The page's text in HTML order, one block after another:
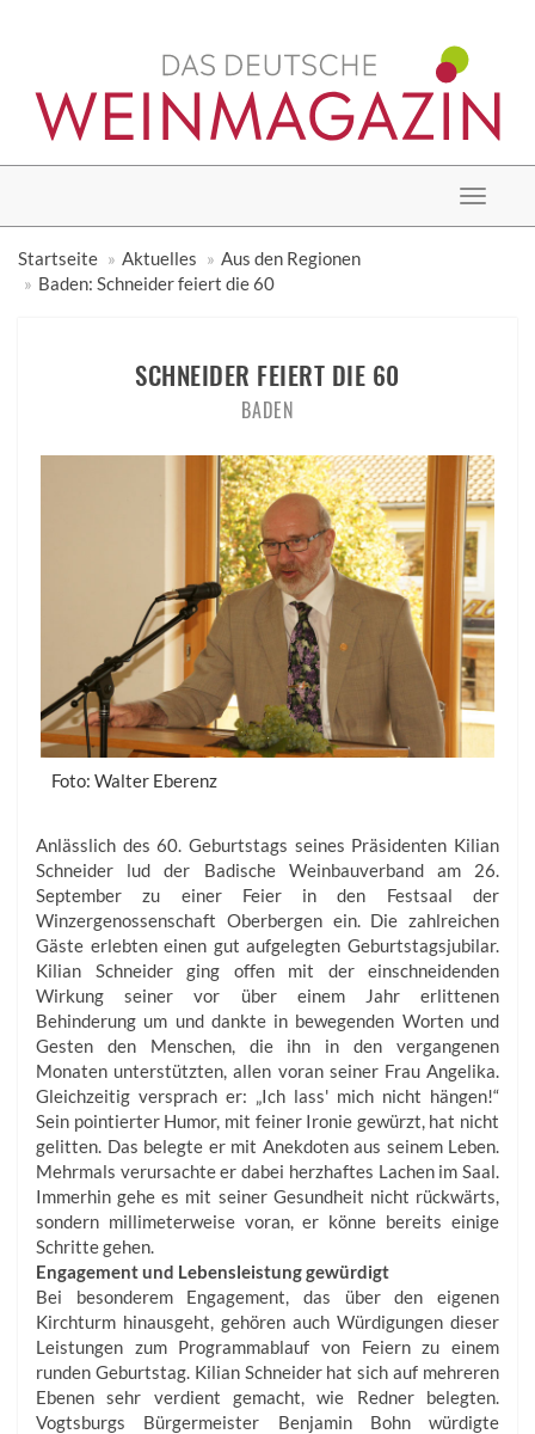
Toggle
Startseite
Aktuelles
Aus den Regionen
Baden: Schneider feiert die 60
SCHNEIDER FEIERT DIE 60
BADEN
Foto: Walter Eberenz
Anlässlich des 60. Geburtstags seines Präsidenten Kilian
Schneider lud der Badische Weinbauverband am 26.
September zu einer Feier in den Festsaal der
Winzergenossenschaft Oberbergen ein. Die zahlreichen
Gäste erlebten einen gut aufgelegten Geburtstagsjubilar.
Kilian Schneider ging offen mit der einschneidenden
Wirkung seiner vor über einem Jahr erlittenen
Behinderung um und dankte in bewegenden Worten und
Gesten den Menschen, die ihn in den vergangenen
Monaten unterstützten, allen voran seiner Frau Angelika.
Gleichzeitig versprach er: „Ich lass' mich nicht hängen!“
Sein pointierter Humor, mit feiner Ironie gewürzt, hat nicht
gelitten. Das belegte er mit Anekdoten aus seinem Leben.
Mehrmals verursachte er dabei herzhaftes Lachen im Saal.
Immerhin gehe es mit seiner Gesundheit nicht rückwärts,
sondern millimeterweise voran, er könne bereits einige
Schritte gehen.
Engagement und Lebensleistung gewürdigt
Bei besonderem Engagement, das über den eigenen
Kirchturm hinausgeht, gehören auch Würdigungen dieser
Leistungen zum Programmablauf von Feiern zu einem
runden Geburtstag. Kilian Schneider hat sich auf mehreren
Ebenen sehr verdient gemacht, wie Redner belegten.
Vogtsburgs Bürgermeister Benjamin Bohn würdigte